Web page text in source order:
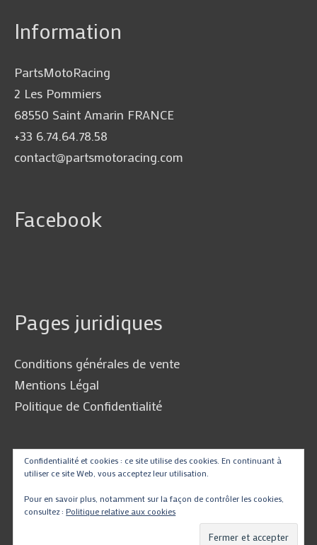
Information
PartsMotoRacing
2 Les Pommiers
68550 Saint Amarin FRANCE
+33 6.74.64.78.58
contact@partsmotoracing.com
Facebook
Pages juridiques
Conditions générales de vente
Mentions Légal
Politique de Confidentialité
Traduire
Confidentialité et cookies : ce site utilise des cookies. En continuant à
utiliser ce site Web, vous acceptez leur utilisation.
Pour en savoir plus, notamment sur la façon de contrôler les cookies,
consultez :Politique relative aux cookies